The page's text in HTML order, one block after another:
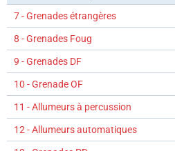
7 - Grenades étrangères
8 - Grenades Foug
9 - Grenades DF
10 - Grenade OF
11 - Allumeurs à percussion
12 - Allumeurs automatiques